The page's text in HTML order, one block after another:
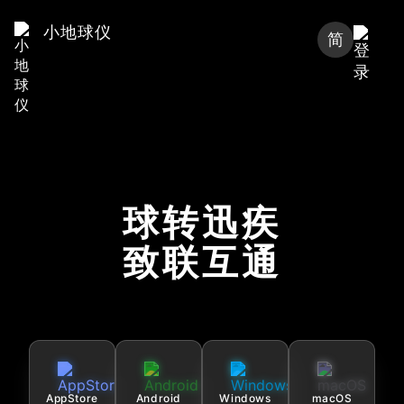
小地球仪 简
球转迅疾
致联互通
AppStore Android Windows macOS